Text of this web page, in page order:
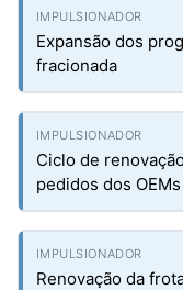
Expansão dos
fracionada
Ciclo de
pedidos dos OEMs
Renovação da